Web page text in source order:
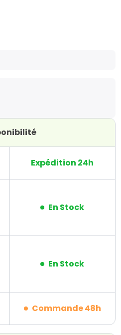
Expédition 24h
En Stock
En Stock
Commande 48h